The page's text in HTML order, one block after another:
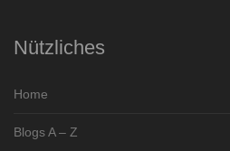
Nützliches
Home
Blogs A – Z